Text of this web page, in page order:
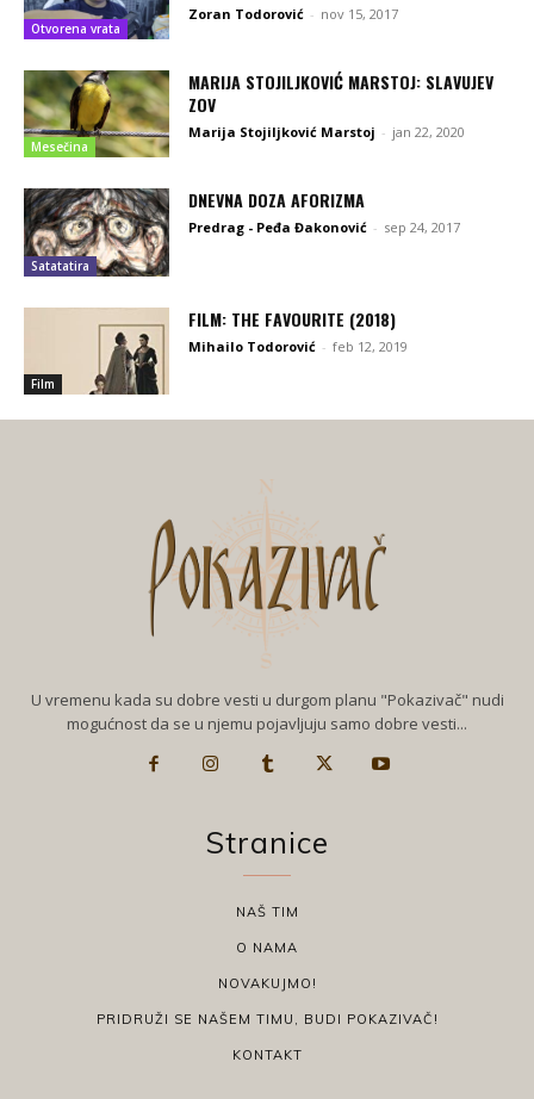
Otvorena vrata
Zoran Todorović - nov 15, 2017
Mesečina
MARIJA STOJILJKOVIĆ MARSTOJ: SLAVUJEV
ZOV
Marija Stojiljković Marstoj - jan 22, 2020
Satatatira
DNEVNA DOZA AFORIZMA
Predrag - Peđa Đakonović - sep 24, 2017
Film
FILM: THE FAVOURITE (2018)
Mihailo Todorović - feb 12, 2019
U vremenu kada su dobre vesti u durgom planu "Pokazivač" nudi
mogućnost da se u njemu pojavljuju samo dobre vesti...
Stranice
NAŠ TIM
O NAMA
NOVAKUJMO!
PRIDRUŽI SE NAŠEM TIMU, BUDI POKAZIVAČ!
KONTAKT